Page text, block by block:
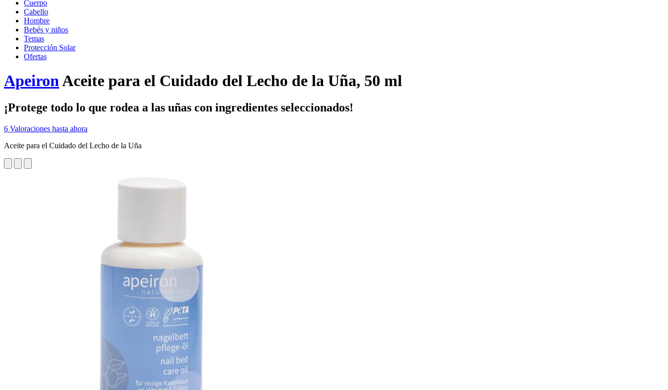
Cuerpo
Cabello
Hombre
Bebés y niños
Temas
Protección Solar
Ofertas
ApeironAceite para el Cuidado del Lecho de la Uña, 50 ml
¡Protege todo lo que rodea a las uñas con ingredientes seleccionados!
6 Valoraciones hasta ahora
Aceite para el Cuidado del Lecho de la Uña